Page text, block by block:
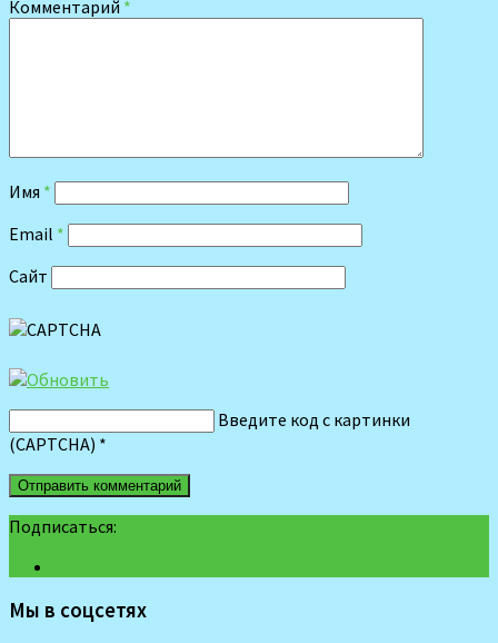
Комментарий *
Имя *
Email *
Сайт
Введите код с картинки
(CAPTCHA) *
Подписаться:
Мы в соцсетях